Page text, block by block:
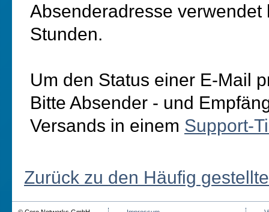
Absenderadresse
Stunden.
Um den Status einer E-Mail
Bitte Absender - und
Versands in einem Support-
Zurück zu den Häufig